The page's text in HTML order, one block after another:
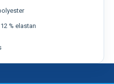
% elastan